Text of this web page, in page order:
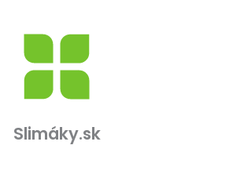
Slimáky.sk